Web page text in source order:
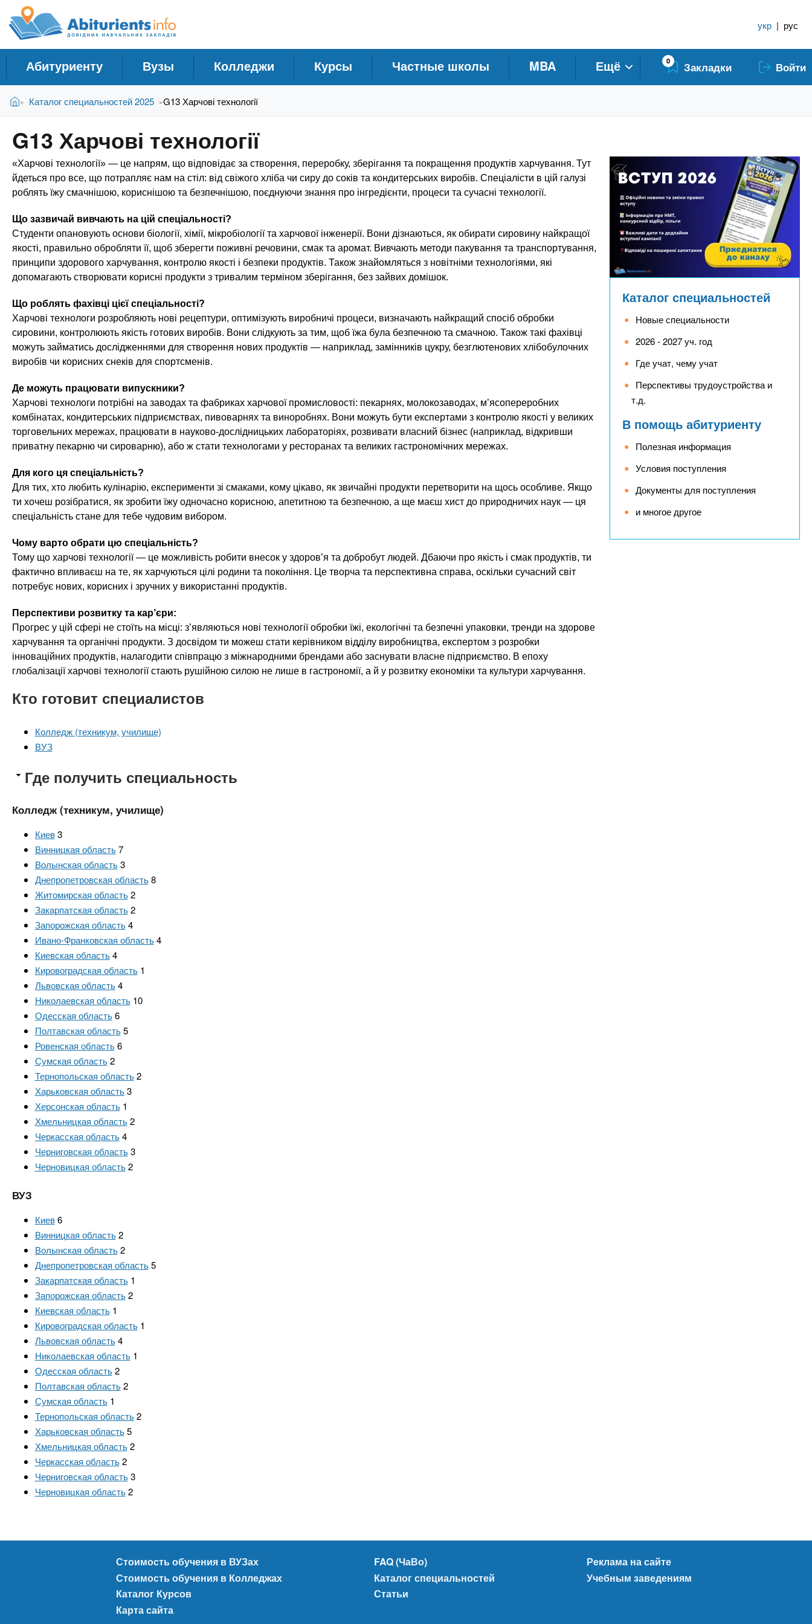
е
и
A
b
i
t
u
r
i
e
n
t
s
.
i
n
f
o
С
п
р
о
ч
и
к
У
ч
е
б
н
ы
х
з
а
в
е
д
е
н
и
й
укр | рус
Абитуриенту Вузы Колледжи Курсы Частные школы MBA Ещё 0 Закладки Войти
В
д
с
ь
Главная
» Каталог специальностей 2025 »G13 Харчові технології
G13 Харчові технології
«Харчові технології» — це напрям, що відповідає за створення, переробку, зберігання та покращення продуктів харчування. Тут
йдеться про все, що потрапляє нам на стіл: від свіжого хліба чи сиру до соків та кондитерських виробів. Спеціалісти в цій галузі
роблять їжу смачнішою, кориснішою та безпечнішою, поєднуючи знання про інгредієнти, процеси та сучасні технології.
Що зазвичай вивчають на цій спеціальності?
Студенти опановують основи біології, хімії, мікробіології та харчової інженерії. Вони дізнаються, як обирати сировину найкращої
якості, правильно обробляти її, щоб зберегти поживні речовини, смак та аромат. Вивчають методи пакування та транспортування,
принципи здорового харчування, контролю якості і безпеки продуктів. Також знайомляться з новітніми технологіями, які
допомагають створювати корисні продукти з тривалим терміном зберігання, без зайвих домішок.
Що роблять фахівці цієї спеціальності?
Харчові технологи розробляють нові рецептури, оптимізують виробничі процеси, визначають найкращий спосіб обробки
сировини, контролюють якість готових виробів. Вони слідкують за тим, щоб їжа була безпечною та смачною. Також такі фахівці
можуть займатись дослідженнями для створення нових продуктів — наприклад, замінників цукру, безглютенових хлібобулочних
виробів чи корисних снеків для спортсменів.
Де можуть працювати випускники?
Харчові технологи потрібні на заводах та фабриках харчової промисловості: пекарнях, молокозаводах, м’ясопереробних
комбінатах, кондитерських підприємствах, пивоварнях та виноробнях. Вони можуть бути експертами з контролю якості у великих
торговельних мережах, працювати в науково-дослідницьких лабораторіях, розвивати власний бізнес (наприклад, відкривши
приватну пекарню чи сироварню), або ж стати технологами у ресторанах та великих гастрономічних мережах.
Для кого ця спеціальність?
Для тих, хто любить кулінарію, експерименти зі смаками, кому цікаво, як звичайні продукти перетворити на щось особливе. Якщо
ти хочеш розібратися, як зробити їжу одночасно корисною, апетитною та безпечною, а ще маєш хист до природничих наук — ця
спеціальність стане для тебе чудовим вибором.
Чому варто обрати цю спеціальність?
Тому що харчові технології — це можливість робити внесок у здоров’я та добробут людей. Дбаючи про якість і смак продуктів, ти
фактично впливаєш на те, як харчуються цілі родини та покоління. Це творча та перспективна справа, оскільки сучасний світ
потребує нових, корисних і зручних у використанні продуктів.
Перспективи розвитку та кар’єри:
Прогрес у цій сфері не стоїть на місці: з’являються нові технології обробки їжі, екологічні та безпечні упаковки, тренди на здорове
харчування та органічні продукти. З досвідом ти можеш стати керівником відділу виробництва, експертом з розробки
інноваційних продуктів, налагодити співпрацю з міжнародними брендами або заснувати власне підприємство. В епоху
глобалізації харчові технології стають рушійною силою не лише в гастрономії, а й у розвитку економіки та культури харчування.
Кто готовит специалистов
Колледж (техникум, училище)
ВУЗ
Где получить специальность
Колледж (техникум, училище)
Киев 3
Винницкая область 7
Волынская область 3
Днепропетровская область 8
Житомирская область 2
Закарпатская область 2
Запорожская область 4
Ивано-Франковская область 4
Киевская область 4
Кировоградская область 1
Львовская область 4
Николаевская область 10
Одесская область 6
Полтавская область 5
Ровенская область 6
Сумская область 2
Тернопольская область 2
Харьковская область 3
Херсонская область 1
Хмельницкая область 2
Черкасская область 4
Черниговская область 3
Черновицкая область 2
ВУЗ
Киев 6
Винницкая область 2
Волынская область 2
Днепропетровская область 5
Закарпатская область 1
Запорожская область 2
Киевская область 1
Кировоградская область 1
Львовская область 4
Николаевская область 1
Одесская область 2
Полтавская область 2
Сумская область 1
Тернопольская область 2
Харьковская область 5
Хмельницкая область 2
Черкасская область 2
Черниговская область 3
Черновицкая область 2
Каталог специальностей
Новые специальности
2026 - 2027 уч. год
Где учат, чему учат
Перспективы трудоустройства и
т.д.
В помощь абитуриенту
Полезная информация
Условия поступления
Документы для поступления
и многое другое
Стоимость обучения в ВУЗах
Стоимость обучения в Колледжах
Каталог Курсов
Карта сайта
FAQ (ЧаВо)
Каталог специальностей
Статьи
Реклама на сайте
Учебным заведениям